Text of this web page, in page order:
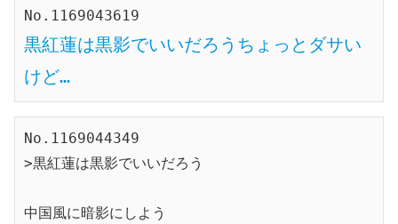
黒紅蓮は黒影でいいだろうちょっとダサい
けど…
No.1169044349
>黒紅蓮は黒影でいいだろう
中国風に暗影にしよう